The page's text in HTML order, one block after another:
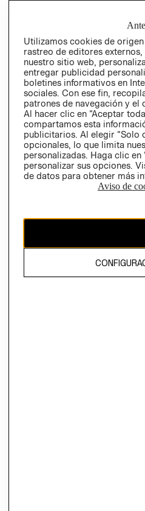
Uruguay ($U)
El contenido de esta página web
propiedad de H&M Hennes &
Utilizamos cookies de
rastreo de editores
nuestro sitio web,
entregar publicidad
boletines informativos en
sociales. Con ese fin,
patrones de navegación y el
Al hacer clic en “Aceptar
compartamos esta
publicitarios. Al elegir “Solo
opcionales, lo que limita
personalizadas. Haga clic
personalizar sus opciones.
de datos para obtener más
Aviso de